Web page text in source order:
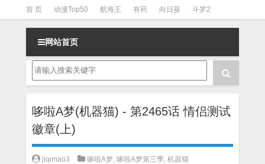
首 页 动漫Top50 航海王 有药 向日葵 斗罗2
斗罗3 火影 一拳超人 柯南 阴阳师 节目清单
网站首页
哆啦A梦(机器猫) - 第2465话 情侣测试
徽章(上)
jiqimao3 哆啦A梦, 哆啦A梦第三季, 机器猫